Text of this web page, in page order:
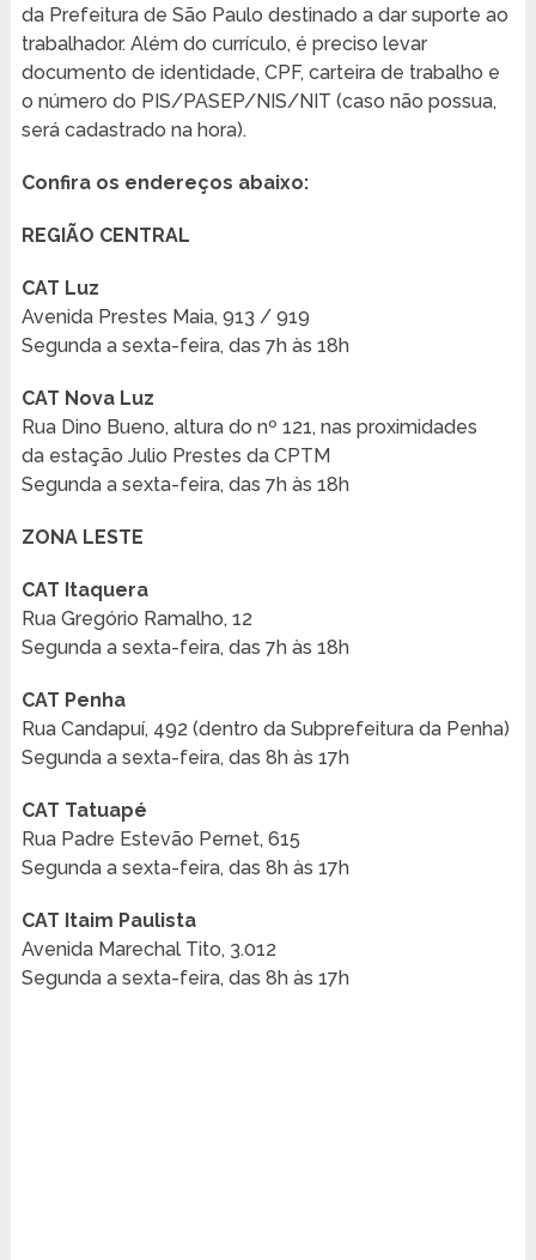
da Prefeitura de São Paulo destinado a dar suporte ao
trabalhador. Além do currículo, é preciso levar
documento de identidade, CPF, carteira de trabalho e
o número do PIS/PASEP/NIS/NIT (caso não possua,
será cadastrado na hora).
Confira os endereços abaixo:
REGIÃO CENTRAL
CAT Luz
Avenida Prestes Maia, 913 / 919
Segunda a sexta-feira, das 7h às 18h
CAT Nova Luz
Rua Dino Bueno, altura do nº 121, nas proximidades
da estação Julio Prestes da CPTM
Segunda a sexta-feira, das 7h às 18h
ZONA LESTE
CAT Itaquera
Rua Gregório Ramalho, 12
Segunda a sexta-feira, das 7h às 18h
CAT Penha
Rua Candapuí, 492 (dentro da Subprefeitura da Penha)
Segunda a sexta-feira, das 8h às 17h
CAT Tatuapé
Rua Padre Estevão Pernet, 615
Segunda a sexta-feira, das 8h às 17h
CAT Itaim Paulista
Avenida Marechal Tito, 3.012
Segunda a sexta-feira, das 8h às 17h